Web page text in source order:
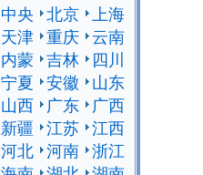
中央 北京
上海
天津 重庆 云南
内蒙 吉林
四川
宁夏 安徽
山东
山西
广东
广西
新疆 江苏 江西
河北 河南 浙江